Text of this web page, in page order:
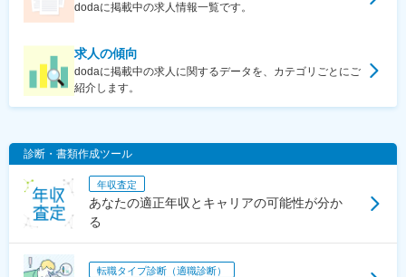
dodaに掲載中の求人情報一覧です。
求人の傾向
dodaに掲載中の求人に関するデータを、カテゴリごとにご
紹介します。
診断・書類作成ツール
年収査定
あなたの適正年収とキャリアの可能性が分か
る
転職タイプ診断（適職診断）